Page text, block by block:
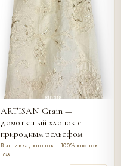
ARTISAN Grain —
домотканый хлопок с
природным рельефом
Вышивка, хлопок · 100% хлопок ·
см.